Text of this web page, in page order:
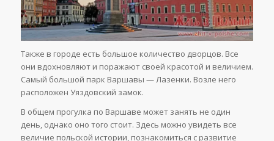
Также в городе есть большое количество дворцов. Все
они вдохновляют и поражают своей красотой и величием.
Самый большой парк Варшавы — Лазенки. Возле него
расположен Уяздовский замок.
В общем прогулка по Варшаве может занять не один
день, однако оно того стоит. Здесь можно увидеть все
величие польской истории, познакомиться с развитие